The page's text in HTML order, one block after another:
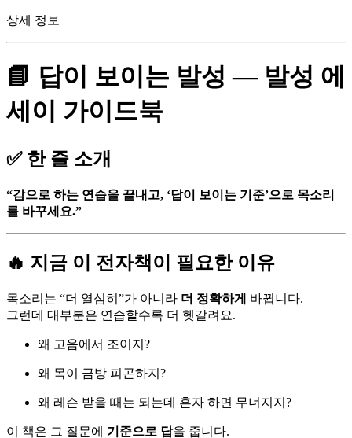
상세 정보
📘 답이 보이는 발성 — 발성 에
세이 가이드북
✅ 한 줄 소개
“감으로 하는 연습을 끝내고, ‘답이 보이는 기준’으로 목소리
를 바꾸세요.”
🔥 지금 이 전자책이 필요한 이유
목소리는 “더 열심히”가 아니라 더 정확하게
바뀝니다.
그런데 대부분은 연습할수록 더 헷갈려요.
왜 고음에서 조이지?
왜 목이 금방 피곤하지?
왜 레슨 받을 때는 되는데 혼자 하면 무너지지?
이 책은 그 질문에 기준으로 답을 줍니다.